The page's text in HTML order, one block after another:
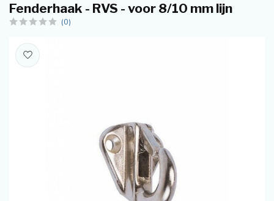
Fenderhaak - RVS - voor 8/10 mm lijn
(0)